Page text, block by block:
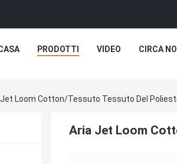
PRODOTTI VIDEO CIRCA NOI
Loom Cotton/tessuto Tessuto Del
Aria Jet Loom